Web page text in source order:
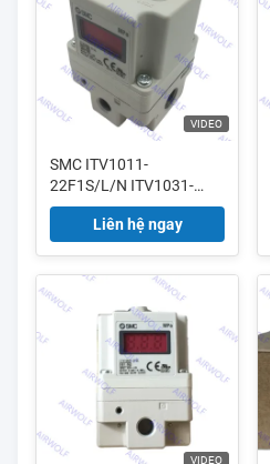
VIDEO
SMC ITV1011-
22F1S/L/N ITV1031-
22F1S/L/N ITV1051-
22F1S/L/N Máy điều
Liên hệ ngay
VIDEO